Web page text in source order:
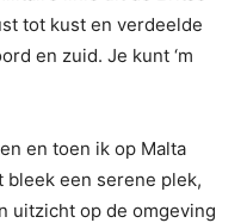
tot kust en verdeelde
en zuid. Je kunt ‘m
en toen ik op Malta
bleek een serene plek,
uitzicht op de omgeving